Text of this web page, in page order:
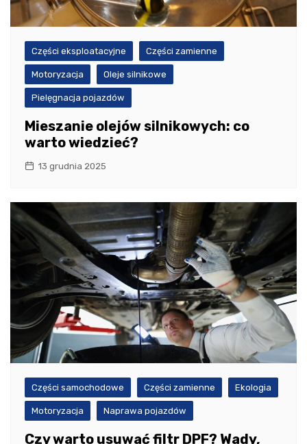
Części eksploatacyjne Części zamienne
Motoryzacja Oleje silnikowe
Pielęgnacja pojazdów
Mieszanie olejów silnikowych: co
warto wiedzieć?
13 grudnia 2025
Części samochodowe Części zamienne Ekologia
Motoryzacja Naprawa pojazdów
Czy warto usuwać filtr DPF? Wady,